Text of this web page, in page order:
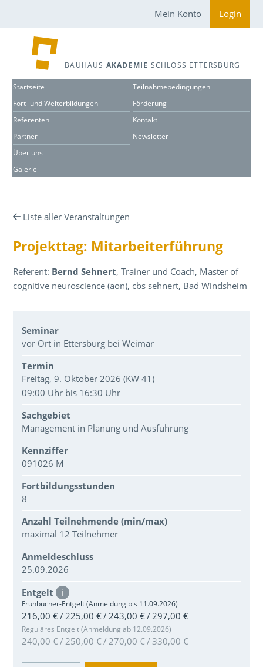
Mein Konto Login
BAUHAUS AKADEMIE SCHLOSS ETTERSBURG
Startseite
Fort- und Weiterbildungen
Referenten
Partner
Über uns
Galerie
Teilnahmebedingungen
Förderung
Kontakt
Newsletter
Liste aller Veranstaltungen
Projekttag: Mitarbeiterführung
Referent: Bernd Sehnert, Trainer und Coach, Master of
cognitive neuroscience (aon), cbs sehnert, Bad Windsheim
Veranstaltungsdaten
Seminar
vor Ort in Ettersburg bei Weimar
Termin
Freitag, 9. Oktober 2026 (KW 41)
09:00 Uhr bis 16:30 Uhr
Sachgebiet
Management in Planung und Ausführung
Kennziffer
091026 M
Fortbildungsstunden
8
Anzahl Teilnehmende (min/max)
maximal 12 Teilnehmer
Anmeldeschluss
25.09.2026
Entgelt i
Frühbucher-Entgelt (Anmeldung bis 11.09.2026)
216,00 € / 225,00 € / 243,00 € / 297,00 €
Reguläres Entgelt (Anmeldung ab 12.09.2026)
240,00 € / 250,00 € / 270,00 € / 330,00 €